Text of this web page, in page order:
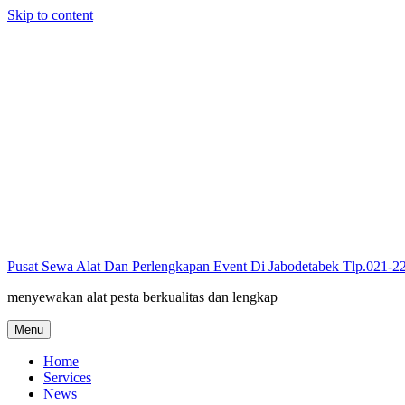
Skip to content
Pusat Sewa Alat Dan Perlengkapan Event Di Jabodetabek Tlp.021-
menyewakan alat pesta berkualitas dan lengkap
Menu
Home
Services
News